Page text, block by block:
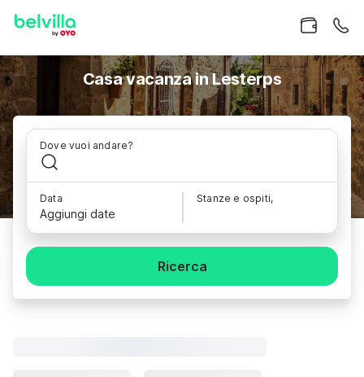
Casa vacanza in Lesterps
Dove vuoi andare?
Data
Aggiungi date
Stanze e ospiti,
Ricerca